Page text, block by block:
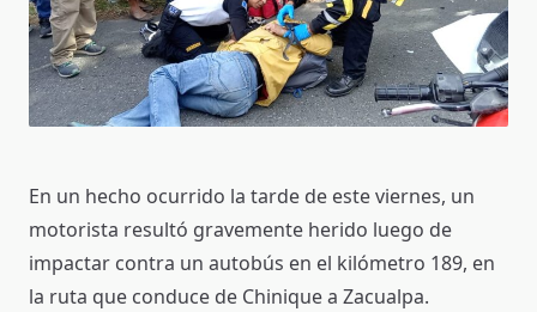
En un hecho ocurrido la tarde de este viernes, un
motorista resultó gravemente herido luego de
impactar contra un autobús en el kilómetro 189, en
la ruta que conduce de Chinique a Zacualpa.